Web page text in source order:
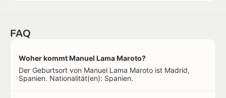
FAQ
Woher kommt Manuel Lama Maroto?
Der Geburtsort von Manuel Lama Maroto ist Madrid,
Spanien. Nationalität(en): Spanien.